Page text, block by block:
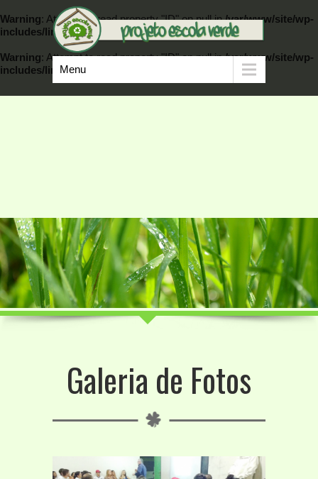
Warning: Attempt to read property "ID" on null in/var/www/site/wp-
includes/link-template.phpon line389
Warning: Attempt to read property "ID" on null in/var/www/site/wp-
includes/link-template.php
Menu
Galeria de Fotos